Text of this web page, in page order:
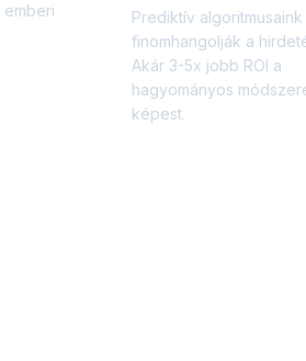
Prediktív
finomhangolják a
Akár 3-5x jobb ROI a
hagyományos
képest.